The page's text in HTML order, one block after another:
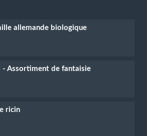
du
allemande biologique
- Assortiment de fantaisie
ricin